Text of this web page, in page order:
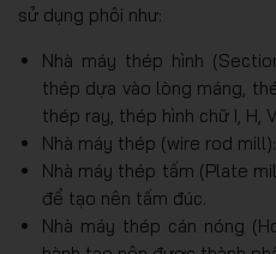
sử dụng phôi như:
Nhà máy thép hình
thép dựa vào lòng máng,
thép ray, thép hình chữ I, H,
Nhà máy thép (wire rod
Nhà máy thép tấm (Plate
để tạo nên tấm đúc.
Nhà máy thép cán nóng